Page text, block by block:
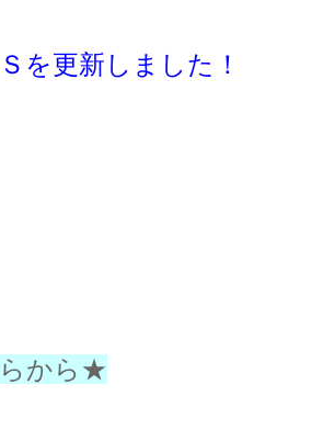
を更新しました！
から★